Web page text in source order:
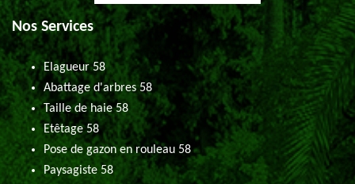
Nos Services
Elagueur 58
Abattage d'arbres 58
Taille de haie 58
Etêtage 58
Pose de gazon en rouleau 58
Paysagiste 58